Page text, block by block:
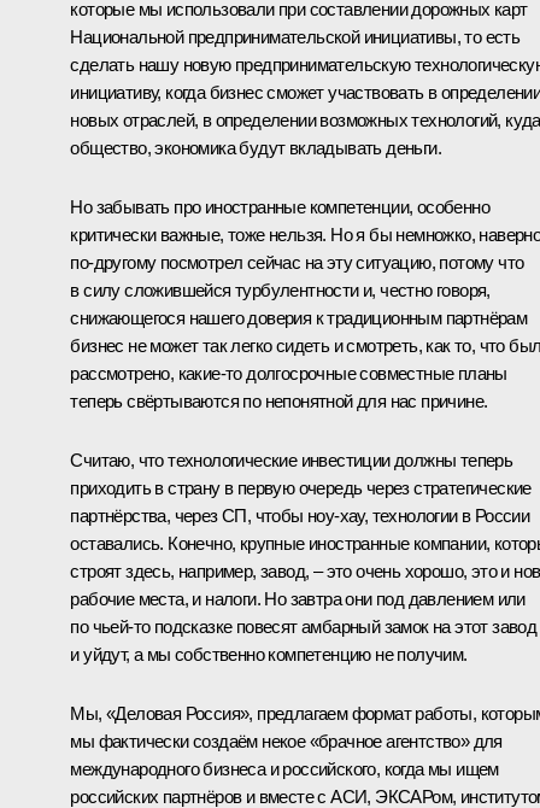
которые мы использовали при составлении дорожных карт
Национальной предпринимательской инициативы, то есть
сделать нашу новую предпринимательскую
инициативу, когда бизнес сможет участвовать в
новых отраслей, в определении возможных технологий, куда
общество, экономика будут вкладывать деньги.
Но забывать про иностранные компетенции, особенно
критически важные, тоже нельзя. Но я бы немножко,
по‑другому посмотрел сейчас на эту ситуацию, потому что
в силу сложившейся турбулентности и, честно говоря,
снижающегося нашего доверия к традиционным партнёрам
бизнес не может так легко сидеть и смотреть, как то, что
рассмотрено, какие‑то долгосрочные совместные планы
теперь свёртываются по непонятной для нас причине.
Считаю, что технологические инвестиции должны теперь
приходить в страну в первую очередь через стратегические
партнёрства, через СП, чтобы ноу-хау, технологии в России
оставались. Конечно, крупные иностранные компании,
строят здесь, например, завод, – это очень хорошо, это и
рабочие места, и налоги. Но завтра они под давлением или
по чьей‑то подсказке повесят амбарный замок на этот завод
и уйдут, а мы собственно компетенцию не получим.
Мы, «Деловая Россия», предлагаем формат работы,
мы фактически создаём некое «брачное агентство» для
международного бизнеса и российского, когда мы ищем
российских партнёров и вместе с АСИ, ЭКСАРом,